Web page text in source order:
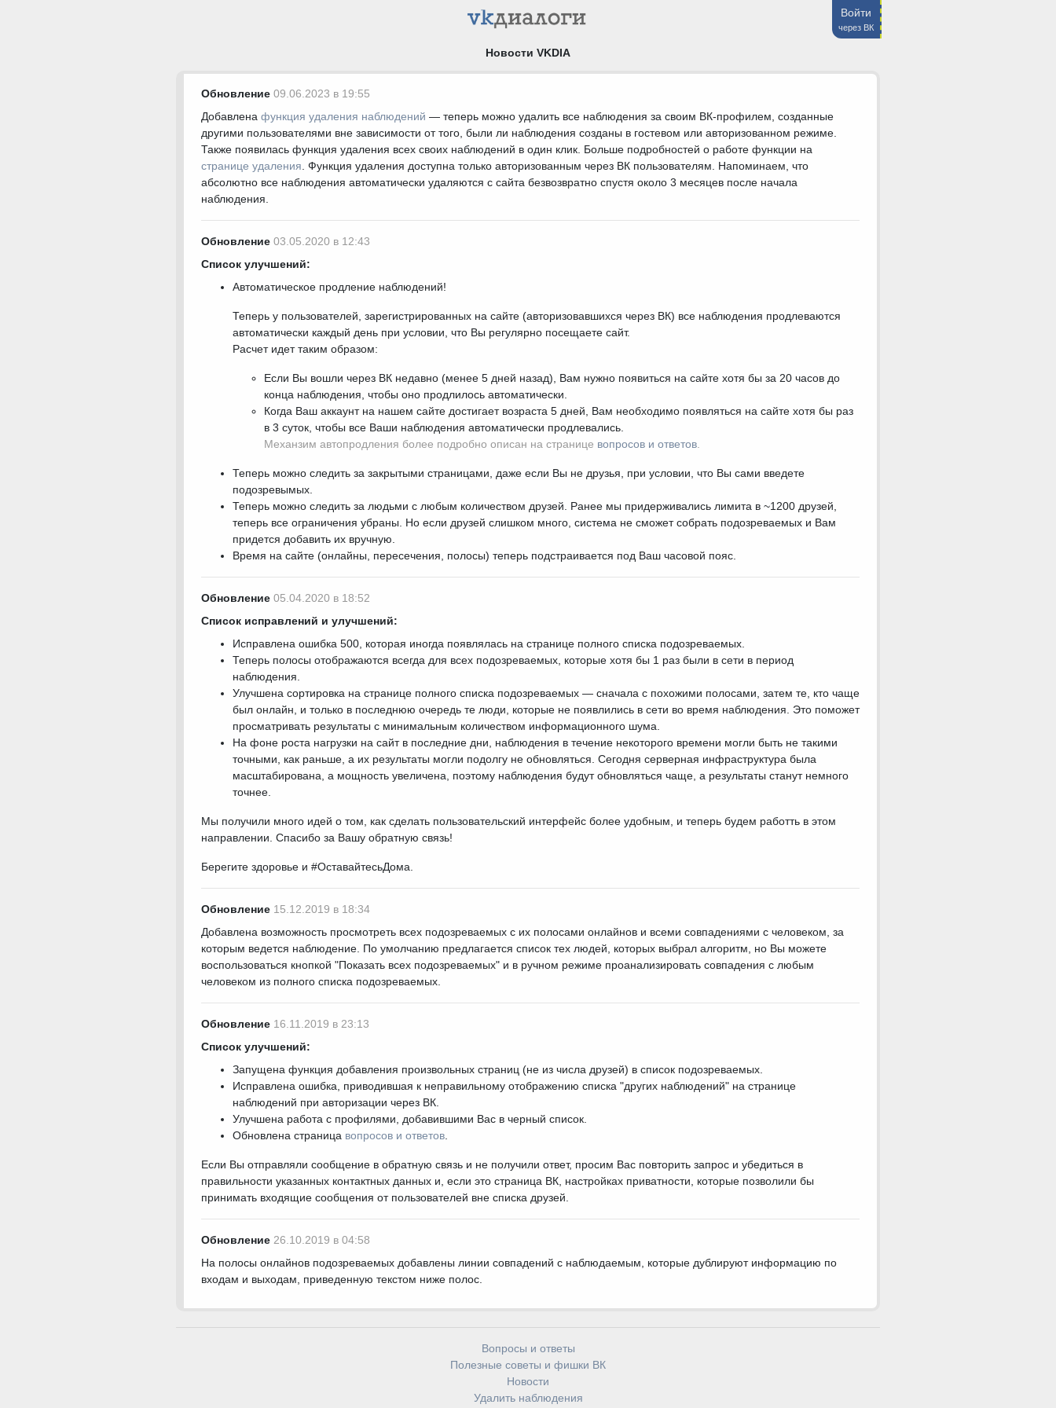
Войти
через ВК
Новости VKDIA
Обновление 09.06.2023 в 19:55
Добавлена функция удаления наблюдений — теперь можно удалить все наблюдения за своим ВК-профилем, созданные
другими пользователями вне зависимости от того, были ли наблюдения созданы в гостевом или авторизованном режиме.
Также появилась функция удаления всех своих наблюдений в один клик. Больше подробностей о работе функции на
странице удаления . Функция удаления доступна только авторизованным через ВК пользователям. Напоминаем, что
абсолютно все наблюдения автоматически удаляются с сайта безвозвратно спустя около 3 месяцев после начала
наблюдения.
Обновление 03.05.2020 в 12:43
Список улучшений:
Автоматическое продление наблюдений!
Теперь у пользователей, зарегистрированных на сайте (авторизовавшихся через ВК) все наблюдения продлеваются
автоматически каждый день при условии, что Вы регулярно посещаете сайт.
Расчет идет таким образом:
Если Вы вошли через ВК недавно (менее 5 дней назад), Вам нужно появиться на сайте хотя бы за 20 часов до
конца наблюдения, чтобы оно продлилось автоматически.
Когда Ваш аккаунт на нашем сайте достигает возраста 5 дней, Вам необходимо появляться на сайте хотя бы раз
в 3 суток, чтобы все Ваши наблюдения автоматически продлевались.
Механзим автопродления более подробно описан на странице вопросов и ответов.
Теперь можно следить за закрытыми страницами, даже если Вы не друзья, при условии, что Вы сами введете
подозревымых.
Теперь можно следить за людьми с любым количеством друзей. Ранее мы придерживались лимита в ~1200 друзей,
теперь все ограничения убраны. Но если друзей слишком много, система не сможет собрать подозреваемых и Вам
придется добавить их вручную.
Время на сайте (онлайны, пересечения, полосы) теперь подстраивается под Ваш часовой пояс.
Обновление 05.04.2020 в 18:52
Список исправлений и улучшений:
Исправлена ошибка 500, которая иногда появлялась на странице полного списка подозреваемых.
Теперь полосы отображаются всегда для всех подозреваемых, которые хотя бы 1 раз были в сети в период
наблюдения.
Улучшена сортировка на странице полного списка подозреваемых — сначала с похожими полосами, затем те, кто чаще
был онлайн, и только в последнюю очередь те люди, которые не появлились в сети во время наблюдения. Это поможет
просматривать результаты с минимальным количеством информационного шума.
На фоне роста нагрузки на сайт в последние дни, наблюдения в течение некоторого времени могли быть не такими
точными, как раньше, а их результаты могли подолгу не обновляться. Сегодня серверная инфраструктура была
масштабирована, а мощность увеличена, поэтому наблюдения будут обновляться чаще, а результаты станут немного
точнее.
Мы получили много идей о том, как сделать пользовательский интерфейс более удобным, и теперь будем работть в этом
направлении. Спасибо за Вашу обратную связь!
Берегите здоровье и #ОставайтесьДома.
Обновление 15.12.2019 в 18:34
Добавлена возможность просмотреть всех подозреваемых с их полосами онлайнов и всеми совпадениями с человеком, за
которым ведется наблюдение. По умолчанию предлагается список тех людей, которых выбрал алгоритм, но Вы можете
воспользоваться кнопкой "Показать всех подозреваемых" и в ручном режиме проанализировать совпадения с любым
человеком из полного списка подозреваемых.
Обновление 16.11.2019 в 23:13
Список улучшений:
Запущена функция добавления произвольных страниц (не из числа друзей) в список подозреваемых.
Исправлена ошибка, приводившая к неправильному отображению списка "других наблюдений" на странице
наблюдений при авторизации через ВК.
Улучшена работа с профилями, добавившими Вас в черный список.
Обновлена страница вопросов и ответов.
Если Вы отправляли сообщение в обратную связь и не получили ответ, просим Вас повторить запрос и убедиться в
правильности указанных контактных данных и, если это страница ВК, настройках приватности, которые позволили бы
принимать входящие сообщения от пользователей вне списка друзей.
Обновление 26.10.2019 в 04:58
На полосы онлайнов подозреваемых добавлены линии совпадений с наблюдаемым, которые дублируют информацию по
входам и выходам, приведенную текстом ниже полос.
Вопросы и ответы
Полезные советы и фишки ВК
Новости
Удалить наблюдения